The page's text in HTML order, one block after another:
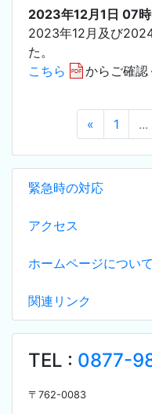
緊急時の対応
アクセス
ホームページについて
関連リンク
TEL : 0877-
〒 762-0083
2023年12月1日 07
2023年12月及び
た。
こちら
からご確認
« 1 ...